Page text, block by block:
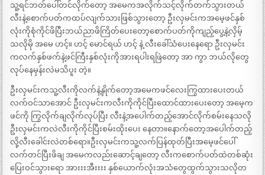
သူ့ရင်ဘတ်ပေါ်တင်လိုက်တော့ အမေကအလိုက်သင့်လိုက်တက်သွားတယ်
လီးနဲ့စောက်ပတ်ကထပ်လျက်သားဖြစ်သွားတော့ ဦးလှမင်းကအမေ့ဖင်နှစ်
လုံးကိုစုံကိုင်ဖိပြီးဘယ်ညာဖိကြိတ်ပေးတော့စောက်ပတ်ကိုကျည့်ပွေ့နဲ့လှိမ့်
သလိုမို အမေ ဟင့်။ ဟင့် မောင်ရယ် ဟင့် နဲ့ လီးခေါ်သံပေးနေရော ဦးလှမင်း
ကလက်နှစ်ဖက်နဲ့ဖင်ကြီးနှစ်လုံးကိုအားရပါးရဖြဲတော့ အာ ကွာ ဘယ်လိုတွေ
လုပ်နေမှန်းလဲမသိပူး တဲ့။
ဦးလှမင်းကသူ့လီးကိုလက်နဲ့နှိုက်တော့အမေကဖင်လေးကြွထားပေးတယ်
လက်ဝင်သာအောင် ဦးလှမင်းကလီးကိုကိုင်ပြီးထောင်ထားပေးတော့ အမေ့က
ဖင်ကို ကြွလိုက်ချလိုက်လုပ်ပြီး လီးနဲ့အပေါက်တည့်အောင်လိုက်စမ်းနေသလို
ဦးလှမင်းကလဲလီးကိုကိုင်ပြီးစမ်းထိုးပေး နေတာ။နောက်တော့အပေါက်တည့်
လို့လီးခေါင်းလဲတစ်ရော။ဦးလှမင်းကသူ့လက်ပြန်ထုတ်ပြီးအမေ့ဖင်ပေါ်
လက်တင်ပြီးဖိချ အမေကလည်းဆောင့်ချတော့ လီးကစောက်ပတ်ထဲတစ်ဆုံး
ပြေးဝင်သွားရော အားးးအီးးးး နှစ်ယောက်လုံးအသံတွေထွက်သွားသလိုတ